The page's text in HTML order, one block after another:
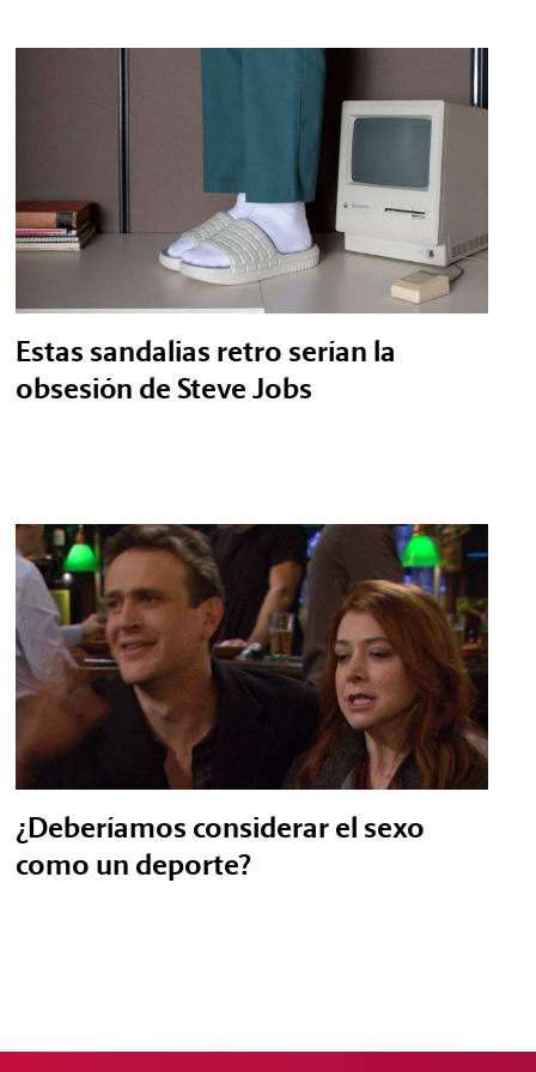
Estas sandalias retro serían la
obsesión de Steve Jobs
¿Deberíamos considerar el sexo
como un deporte?